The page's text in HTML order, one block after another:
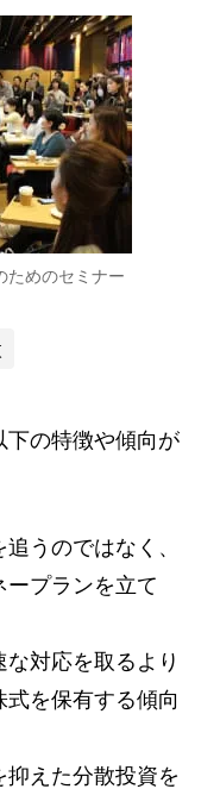
ためのセミナー
の特徴や傾向が
うのではなく、
ープランを立て
な対応を取るより
を保有する傾向
抑えた分散投資を